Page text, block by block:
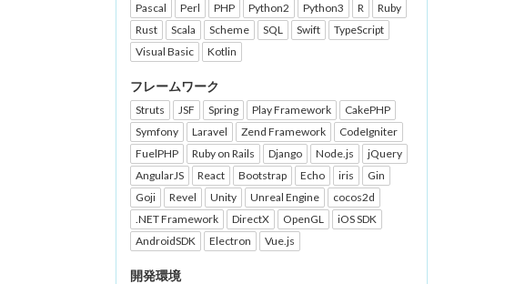
Pascal
Perl PHP Python2 Python3 R
Ruby
Rust
Scala Scheme SQL Swift
TypeScript
Visual Basic
Kotlin
フレームワーク
Struts JSF Spring Play Framework
CakePHP
Symfony
Laravel Zend Framework
CodeIgniter
FuelPHP
Ruby on Rails Django Node.js
jQuery
AngularJS
React Bootstrap Echo iris
Gin
Goji
Revel Unity Unreal Engine
cocos2d
.NET Framework
DirectX OpenGL
iOS SDK
AndroidSDK
Electron Vue.js
開発環境